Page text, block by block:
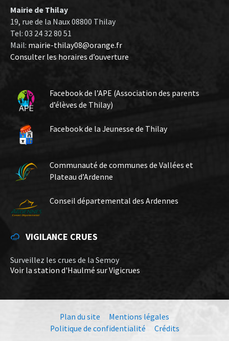
Mairie de Thilay
19, rue de la Naux 08800 Thilay
Tel: 03 24 32 80 51
Mail: mairie-thilay08@orange.fr
Consulter les horaires d’ouverture
Facebook de l’APE (Association des parents
d’élèves de Thilay)
Facebook de la Jeunesse de Thilay
Communauté de communes de Vallées et
Plateau d’Ardenne
Conseil départemental des Ardennes
VIGILANCE CRUES
Surveillez les crues de la Semoy
Voir la station d'Haulmé sur Vigicrues
Plan du site
Mentions légales
Politique de confidentialité
Crédits